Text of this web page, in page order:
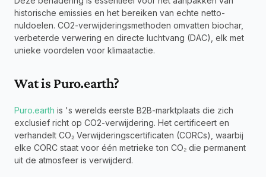
historische emissies en het bereiken van echte netto-
nuldoelen. CO2-verwijderingsmethoden omvatten biochar,
verbeterde verwering en directe luchtvang (DAC), elk met
unieke voordelen voor klimaatactie.
Wat is Puro.earth?
Puro.earth is 's werelds eerste B2B-marktplaats die zich
exclusief richt op CO2-verwijdering. Het certificeert en
verhandelt CO₂ Verwijderingscertificaten (CORCs), waarbij
elke CORC staat voor één metrieke ton CO₂ die permanent
uit de atmosfeer is verwijderd.